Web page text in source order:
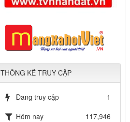
THÔNG KÊ TRUY CẬP
Đang truy cập
1
Hôm nay
117,946